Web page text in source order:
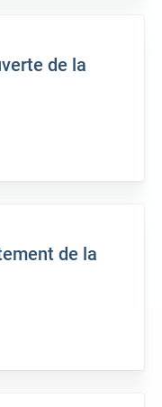
de la
de la